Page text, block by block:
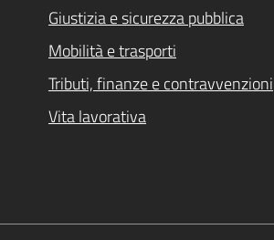
Giustizia e sicurezza pubblica
Mobilità e trasporti
Tributi, finanze e contravvenzioni
Vita lavorativa